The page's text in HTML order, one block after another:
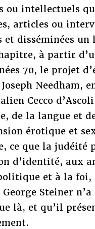
ou intellectuels
articles ou
et disséminées un
à partir
70, le projet
Needham,
Cecco
de la langue et
érotique et
ce que la judéité
d’identité, aux
et à la foi,
Steiner n’a
là, et qu’il